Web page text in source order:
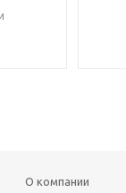
О компании